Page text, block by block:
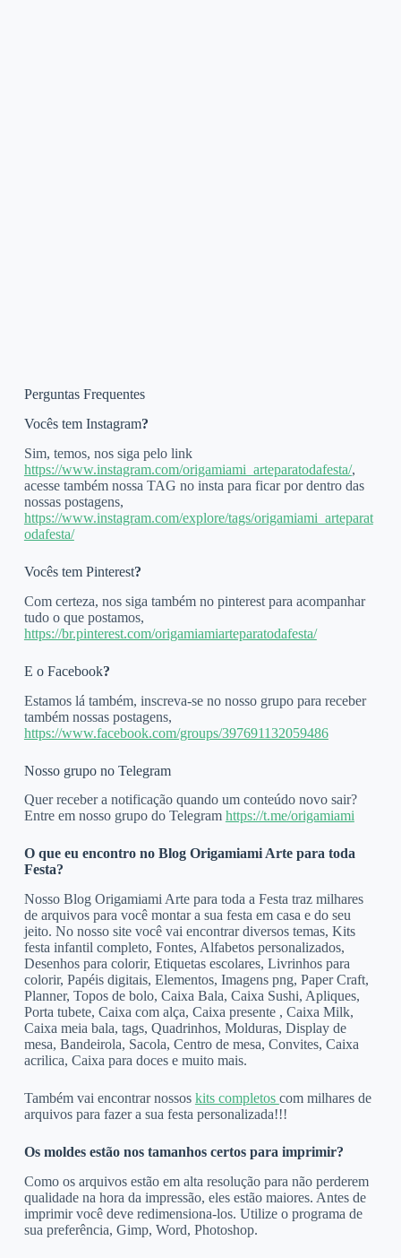
Perguntas Frequentes
Vocês tem Instagram?
Sim, temos, nos siga pelo link
https://www.instagram.com/origamiami_arteparatodafesta/,
acesse também nossa TAG no insta para ficar por dentro das
nossas postagens,
https://www.instagram.com/explore/tags/origamiami_arteparat
odafesta/
Vocês tem Pinterest?
Com certeza, nos siga também no pinterest para acompanhar
tudo o que postamos,
https://br.pinterest.com/origamiamiarteparatodafesta/
E o Facebook?
Estamos lá também, inscreva-se no nosso grupo para receber
também nossas postagens,
https://www.facebook.com/groups/397691132059486
Nosso grupo no Telegram
Quer receber a notificação quando um conteúdo novo sair?
Entre em nosso grupo do Telegram https://t.me/origamiami
O que eu encontro no Blog Origamiami Arte para toda
Festa?
Nosso Blog Origamiami Arte para toda a Festa traz milhares
de arquivos para você montar a sua festa em casa e do seu
jeito. No nosso site você vai encontrar diversos temas, Kits
festa infantil completo, Fontes, Alfabetos personalizados,
Desenhos para colorir, Etiquetas escolares, Livrinhos para
colorir, Papéis digitais, Elementos, Imagens png, Paper Craft,
Planner, Topos de bolo, Caixa Bala, Caixa Sushi, Apliques,
Porta tubete, Caixa com alça, Caixa presente , Caixa Milk,
Caixa meia bala, tags, Quadrinhos, Molduras, Display de
mesa, Bandeirola, Sacola, Centro de mesa, Convites, Caixa
acrilica, Caixa para doces e muito mais.
Também vai encontrar nossos kits completos com milhares de
arquivos para fazer a sua festa personalizada!!!
Os moldes estão nos tamanhos certos para imprimir?
Como os arquivos estão em alta resolução para não perderem
qualidade na hora da impressão, eles estão maiores. Antes de
imprimir você deve redimensiona-los. Utilize o programa de
sua preferência, Gimp, Word, Photoshop.